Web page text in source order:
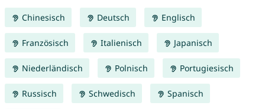
Chinesisch Deutsch Englisch
Französisch Italienisch Japanisch
Niederländisch Polnisch Portugiesisch
Russisch Schwedisch Spanisch